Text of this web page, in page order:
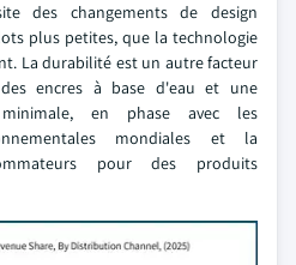
des changements de design
plus petites, que la technologie
La durabilité est un autre facteur
encres à base d'eau et une
en phase avec les
mondiales et la
pour des produits